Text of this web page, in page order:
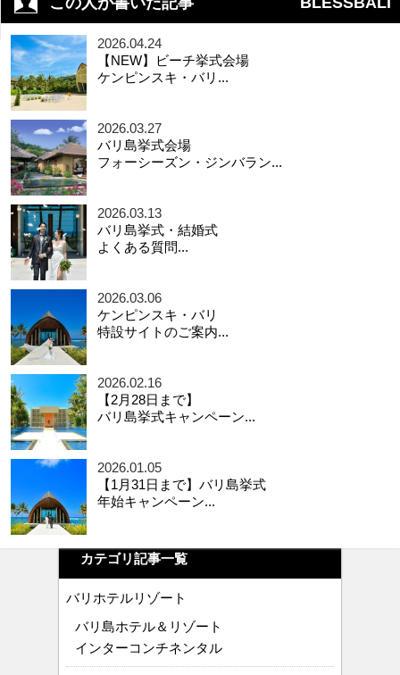
2026.04.24
【NEW】ビーチ挙式会場
ケンピンスキ・バリ...
2026.03.27
バリ島挙式会場
フォーシーズン・ジンバラン...
2026.03.13
バリ島挙式・結婚式
よくある質問...
2026.03.06
ケンピンスキ・バリ
特設サイトのご案内...
2026.02.16
【2月28日まで】
バリ島挙式キャンペーン...
2026.01.05
【1月31日まで】バリ島挙式
年始キャンペーン...
カテゴリ記事一覧
バリホテルリゾート
バリ島ホテル＆リゾート
インターコンチネンタル